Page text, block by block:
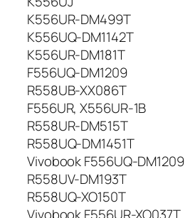
K556UR-DM499T
K556UQ-DM1142T
K556UR-DM181T
F556UQ-DM1209
R558UB-XX086T
F556UR, X556UR-1B
R558UR-DM515T
R558UQ-DM1451T
Vivobook F556UQ-DM1209
R558UV-DM193T
R558UQ-XO150T